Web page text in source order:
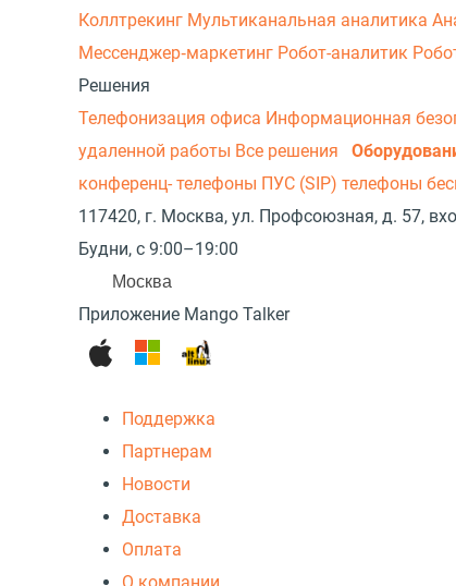
Коллтрекинг Мультиканальная аналитика
Мессенджер‑маркетинг Робот-аналитик
Решения
Телефонизация офиса Информационная
удаленной работы Все решения
конференц- телефоны ПУС (SIP) телефоны
117420, г. Москва, ул. Профсоюзная, д. 57,
Будни, с 9:00–19:00
Москва
Приложение Mango Talker
Поддержка
Партнерам
Новости
Доставка
Оплата
О компании